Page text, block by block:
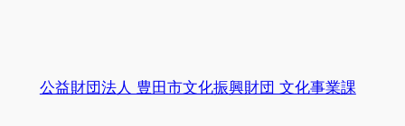
公益財団法人 豊田市文化振興財団 文化事業課